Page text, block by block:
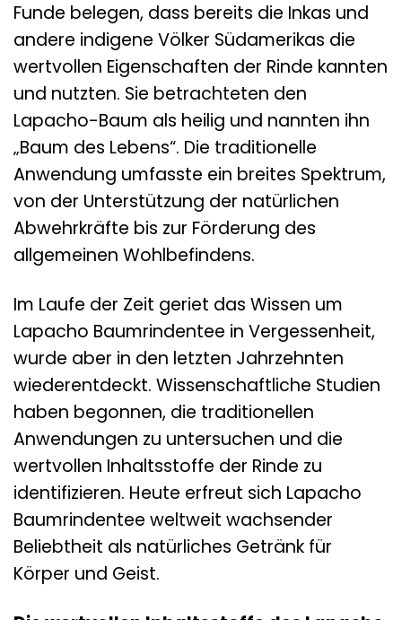
Funde belegen, dass bereits die Inkas und
andere indigene Völker Südamerikas die
wertvollen Eigenschaften der Rinde kannten
und nutzten. Sie betrachteten den
Lapacho-Baum als heilig und nannten ihn
„Baum des Lebens“. Die traditionelle
Anwendung umfasste ein breites Spektrum,
von der Unterstützung der natürlichen
Abwehrkräfte bis zur Förderung des
allgemeinen Wohlbefindens.
Im Laufe der Zeit geriet das Wissen um
Lapacho Baumrindentee in Vergessenheit,
wurde aber in den letzten Jahrzehnten
wiederentdeckt. Wissenschaftliche Studien
haben begonnen, die traditionellen
Anwendungen zu untersuchen und die
wertvollen Inhaltsstoffe der Rinde zu
identifizieren. Heute erfreut sich Lapacho
Baumrindentee weltweit wachsender
Beliebtheit als natürliches Getränk für
Körper und Geist.